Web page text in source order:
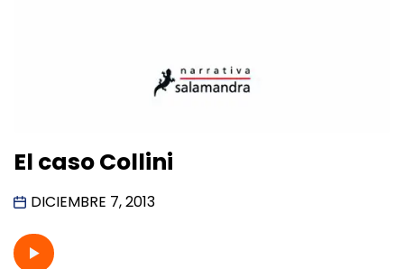
El caso Collini
DICIEMBRE 7, 2013